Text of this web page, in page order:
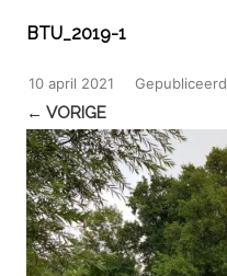
BTU_2019-1
Gepubliceerd
10 april 2021
← VORIGE